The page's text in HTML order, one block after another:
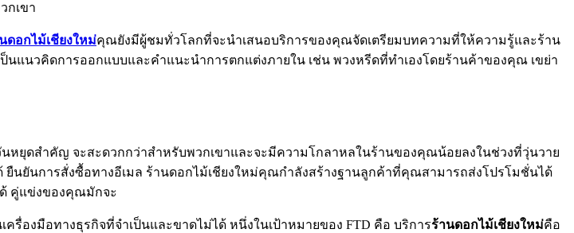
กเขา
ดอกไม้เชียงใหม่คุณยังมีผู้ชมทั่วโลกที่จะนำเสนอบริการของคุณจัดเตรียมบทความที่ให้ความรู้และร้าน
แนวคิดการออกแบบและคำแนะนำการตกแต่งภายใน เช่น พวงหรีดที่ทำเองโดยร้านค้าของคุณ เขย่า
ยุดสำคัญ จะสะดวกกว่าสำหรับพวกเขาและจะมีความโกลาหลในร้านของคุณน้อยลงในช่วงที่วุ่นวาย
นยันการสั่งซื้อทางอีเมล ร้านดอกไม้เชียงใหม่คุณกำลังสร้างฐานลูกค้าที่คุณสามารถส่งโปรโมชั่นได้
คู่แข่งของคุณมักจะ
รื่องมือทางธุรกิจที่จำเป็นและขาดไม่ได้ หนึ่งในเป้าหมายของ FTD คือ บริการร้านดอกไม้เชียงใหม่คือ